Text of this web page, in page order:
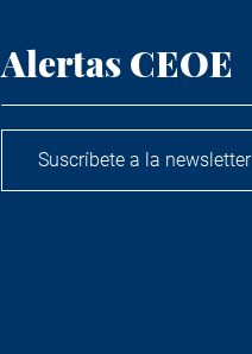
Alertas CEOE
Suscríbete a la newsletter